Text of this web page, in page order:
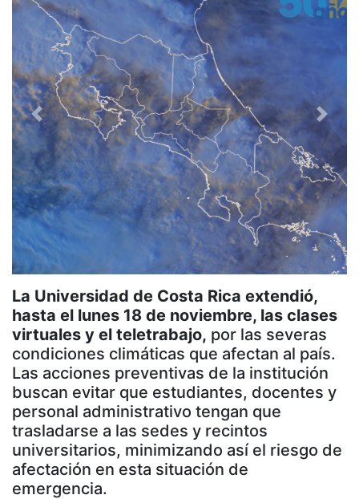
Previous Next
La Universidad de Costa Rica extendió,
hasta el lunes 18 de noviembre, las clases
virtuales y el teletrabajo, por las severas
condiciones climáticas que afectan al país.
Las acciones preventivas de la institución
buscan evitar que estudiantes, docentes y
personal administrativo tengan que
trasladarse a las sedes y recintos
universitarios, minimizando así el riesgo de
afectación en esta situación de
emergencia.